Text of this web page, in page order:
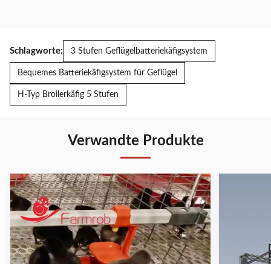
Schlagworte: 3 Stufen Geflügelbatteriekäfigsystem
Bequemes Batteriekäfigsystem für Geflügel
H-Typ Broilerkäfig 5 Stufen
Verwandte Produkte